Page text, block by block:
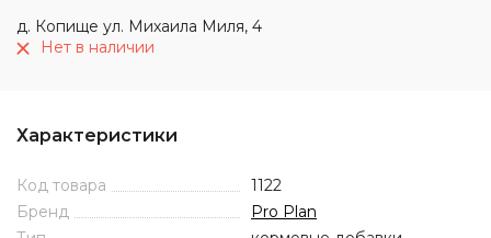
д. Копище ул. Михаила Миля, 4
Нет в наличии
Характеристики
Код товара
1122
Бренд
Pro Plan